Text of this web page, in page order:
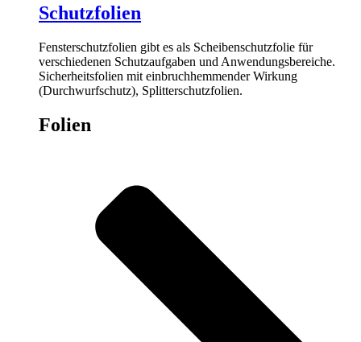
Schutzfolien
Fensterschutzfolien gibt es als Scheibenschutzfolie für
verschiedenen Schutzaufgaben und Anwendungsbereiche.
Sicherheitsfolien mit einbruchhemmender Wirkung
(Durchwurfschutz), Splitterschutzfolien.
Folien